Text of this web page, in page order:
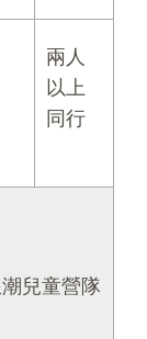
兩人
以上
同行
用。
兒童營隊